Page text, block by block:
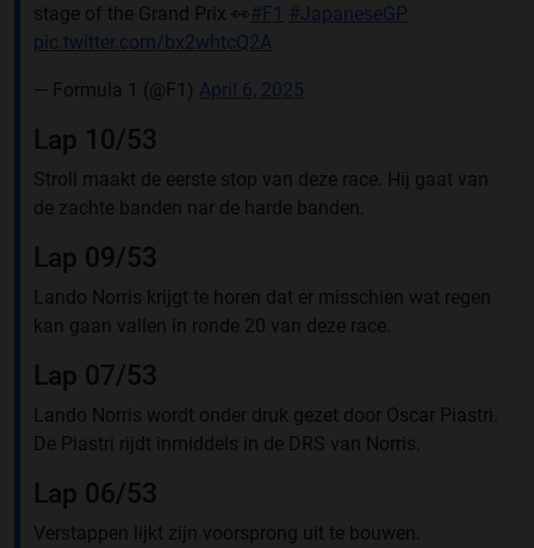
stage of the Grand Prix 👀#F1 #JapaneseGP
pic.twitter.com/bx2whtcQ2A
— Formula 1 (@F1) April 6, 2025
Lap 10/53
Stroll maakt de eerste stop van deze race. Hij gaat van
de zachte banden nar de harde banden.
Lap 09/53
Lando Norris krijgt te horen dat er misschien wat regen
kan gaan vallen in ronde 20 van deze race.
Lap 07/53
Lando Norris wordt onder druk gezet door Oscar Piastri.
De Piastri rijdt inmiddels in de DRS van Norris.
Lap 06/53
Verstappen lijkt zijn voorsprong uit te bouwen.